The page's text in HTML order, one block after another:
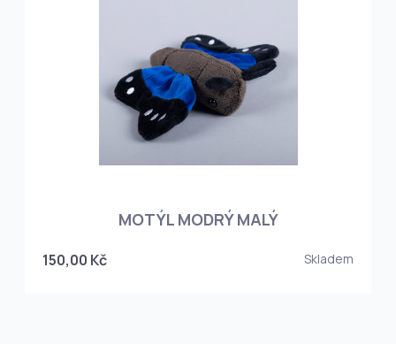
MOTÝL MODRÝ MALÝ
150,00 Kč Skladem